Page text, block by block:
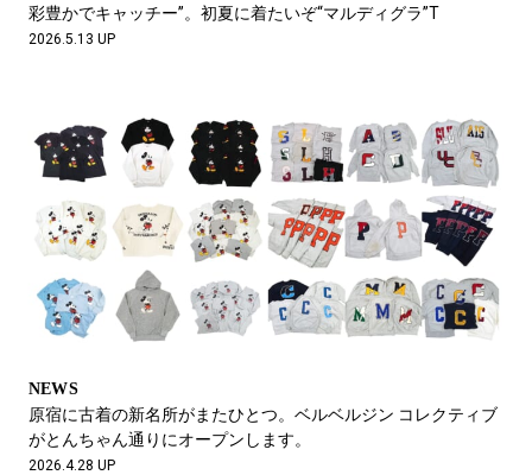
彩豊かでキャッチー”。初夏に着たいぞ“マルディグラ”T
2026.5.13 UP
NEWS
原宿に古着の新名所がまたひとつ。ベルベルジン コレクティブ
がとんちゃん通りにオープンします。
2026.4.28 UP